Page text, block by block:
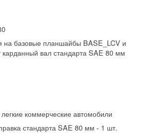
на базовые планшайбы BASE_LCV и
карданный вал стандарта SAE 80 мм
коммерческие автомобили
стандарта SAE 80 мм - 1 шт.